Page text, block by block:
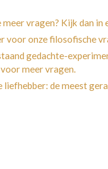
meer vragen? Kijk dan in
voor onze filosofische
gedachte-
meer vragen.
liefhebber: de meest